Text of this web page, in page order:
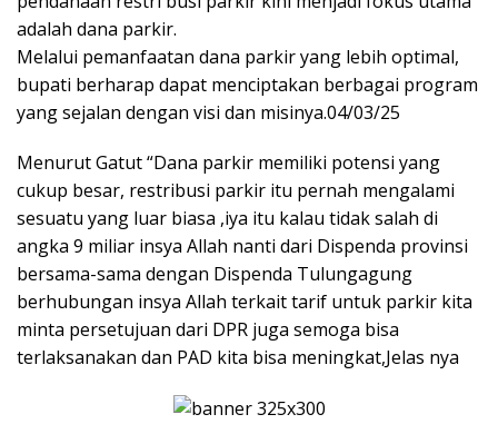
adalah dana parkir.
Melalui pemanfaatan dana parkir yang lebih optimal,
bupati berharap dapat menciptakan berbagai program
yang sejalan dengan visi dan misinya.04/03/25
Menurut Gatut “Dana parkir memiliki potensi yang
cukup besar, restribusi parkir itu pernah mengalami
sesuatu yang luar biasa ,iya itu kalau tidak salah di
angka 9 miliar insya Allah nanti dari Dispenda provinsi
bersama-sama dengan Dispenda Tulungagung
berhubungan insya Allah terkait tarif untuk parkir kita
minta persetujuan dari DPR juga semoga bisa
terlaksanakan dan PAD kita bisa meningkat,Jelas nya